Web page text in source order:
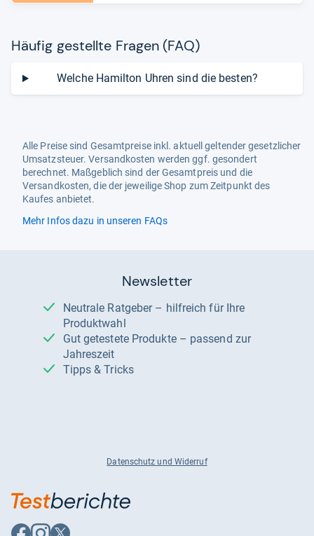
Häu­fig gestellte Fra­gen (FAQ)
Welche Hamilton Uhren sind die besten?
Alle Preise sind Gesamtpreise inkl. aktuell geltender gesetzlicher
Umsatzsteuer. Versandkosten werden ggf. gesondert
berechnet. Maßgeblich sind der Gesamtpreis und die
Versandkosten, die der jeweilige Shop zum Zeitpunkt des
Kaufes anbietet.
Mehr Infos dazu in unseren FAQs
Newsletter
Neutrale Ratgeber – hilfreich für Ihre
Produktwahl
Gut getestete Produkte – passend zur
Jahreszeit
Tipps & Tricks
Datenschutz und Widerruf
AufAufAuf